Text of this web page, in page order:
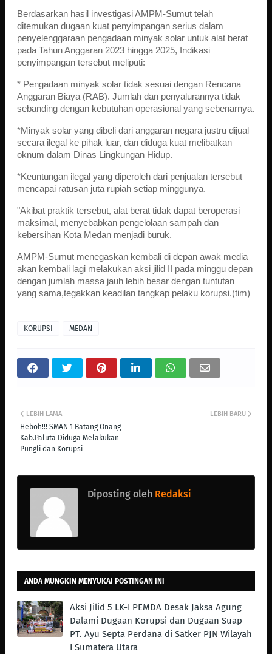
Berdasarkan hasil investigasi AMPM-Sumut telah
ditemukan dugaan kuat penyimpangan serius dalam
penyelenggaraan pengadaan minyak solar untuk alat berat
pada Tahun Anggaran 2023 hingga 2025, Indikasi
penyimpangan tersebut meliputi:
* Pengadaan minyak solar tidak sesuai dengan Rencana
Anggaran Biaya (RAB). Jumlah dan penyalurannya tidak
sebanding dengan kebutuhan operasional yang sebenarnya.
*Minyak solar yang dibeli dari anggaran negara justru dijual
secara ilegal ke pihak luar, dan diduga kuat melibatkan
oknum dalam Dinas Lingkungan Hidup.
*Keuntungan ilegal yang diperoleh dari penjualan tersebut
mencapai ratusan juta rupiah setiap minggunya.
"Akibat praktik tersebut, alat berat tidak dapat beroperasi
maksimal, menyebabkan pengelolaan sampah dan
kebersihan Kota Medan menjadi buruk.
AMPM-Sumut menegaskan kembali di depan awak media
akan kembali lagi melakukan aksi jilid II pada minggu depan
dengan jumlah massa jauh lebih besar dengan tuntutan
yang sama,tegakkan keadilan tangkap pelaku korupsi.(tim)
KORUPSI MEDAN
LEBIH BARU
LEBIH LAMA
Heboh!!! SMAN 1 Batang Onang
Kab.Paluta Diduga Melakukan
Pungli dan Korupsi
Diposting oleh Redaksi
ANDA MUNGKIN MENYUKAI POSTINGAN INI
Aksi Jilid 5 LK-I PEMDA Desak Jaksa Agung
Dalami Dugaan Korupsi dan Dugaan Suap
PT. Ayu Septa Perdana di Satker PJN Wilayah
I Sumatera Utara